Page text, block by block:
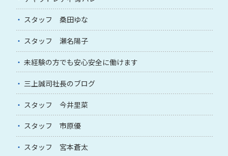
スタッフ 桑田ゆな
スタッフ 瀬名陽子
未経験の方でも安心安全に働けます
三上誠司社長のブログ
スタッフ 今井里菜
スタッフ 市原優
スタッフ 宮本蒼太